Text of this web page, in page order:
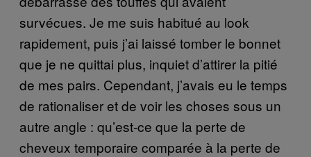
survécues. Je me suis habitué au look
rapidement, puis j’ai laissé tomber le bonnet
que je ne quittai plus, inquiet d’attirer la pitié
de mes pairs. Cependant, j’avais eu le temps
de rationaliser et de voir les choses sous un
autre angle : qu’est-ce que la perte de
cheveux temporaire comparée à la perte de